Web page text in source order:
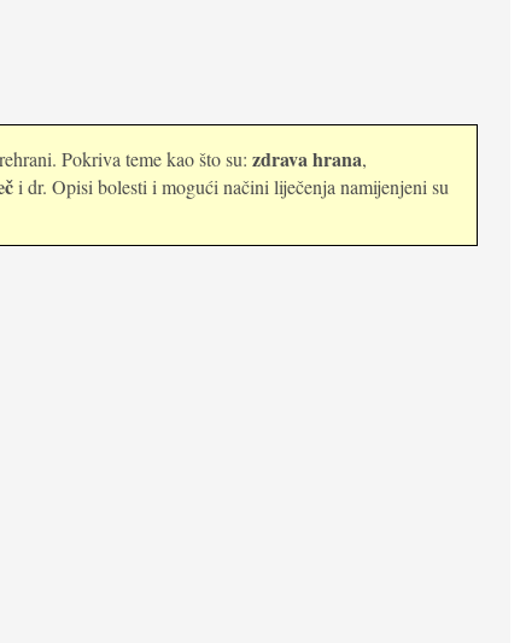
Pokriva teme kao što su: zdrava hrana,
i dr. Opisi bolesti i mogući načini liječenja namijenjeni su